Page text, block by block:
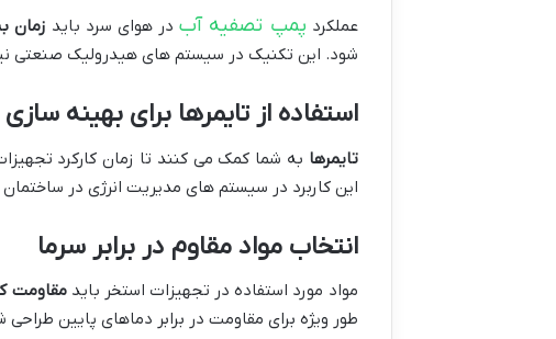
عملکرد پمپ تصفیه آبدر هوای سرد باید زمان
شود. این تکنیک در سیستم های هیدرولیک صنعتی
استفاده از تایمرها برای بهینه
تایمرها به شما کمک می کنند تا زمان کارکرد
این کاربرد در سیستم های مدیریت انرژی در
انتخاب مواد مقاوم در برابر سرما
مواد مورد استفاده در تجهیزات استخر بایدمقاومت
طور ویژه برای مقاومت در برابر دماهای پایین طراحی